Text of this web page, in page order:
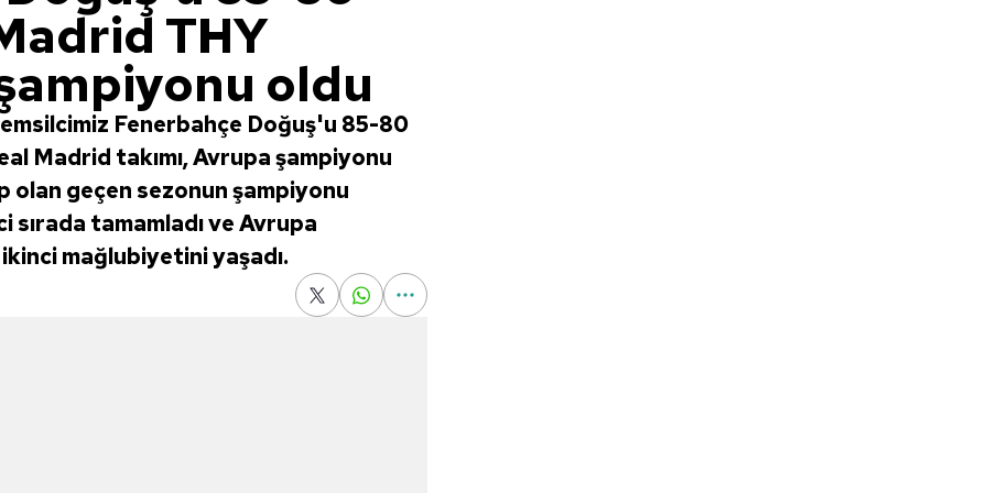
THY
oldu
Fenerbahçe Doğuş'u 85-80
Madrid takımı, Avrupa şampiyonu
olan geçen sezonun şampiyonu
sırada tamamladı ve Avrupa
mağlubiyetini yaşadı.